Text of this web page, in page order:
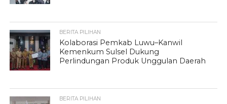
BERITA PILIHAN
Kolaborasi Pemkab Luwu–Kanwil
Kemenkum Sulsel Dukung
Perlindungan Produk Unggulan Daerah
BERITA PILIHAN